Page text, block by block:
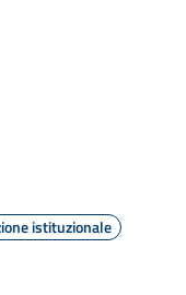
istituzionale